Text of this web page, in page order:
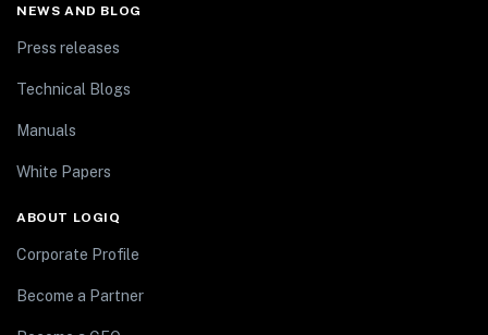
NEWS AND BLOG
Press releases
Technical Blogs
Manuals
White Papers
ABOUT LOGIQ
Corporate Profile
Become a Partner